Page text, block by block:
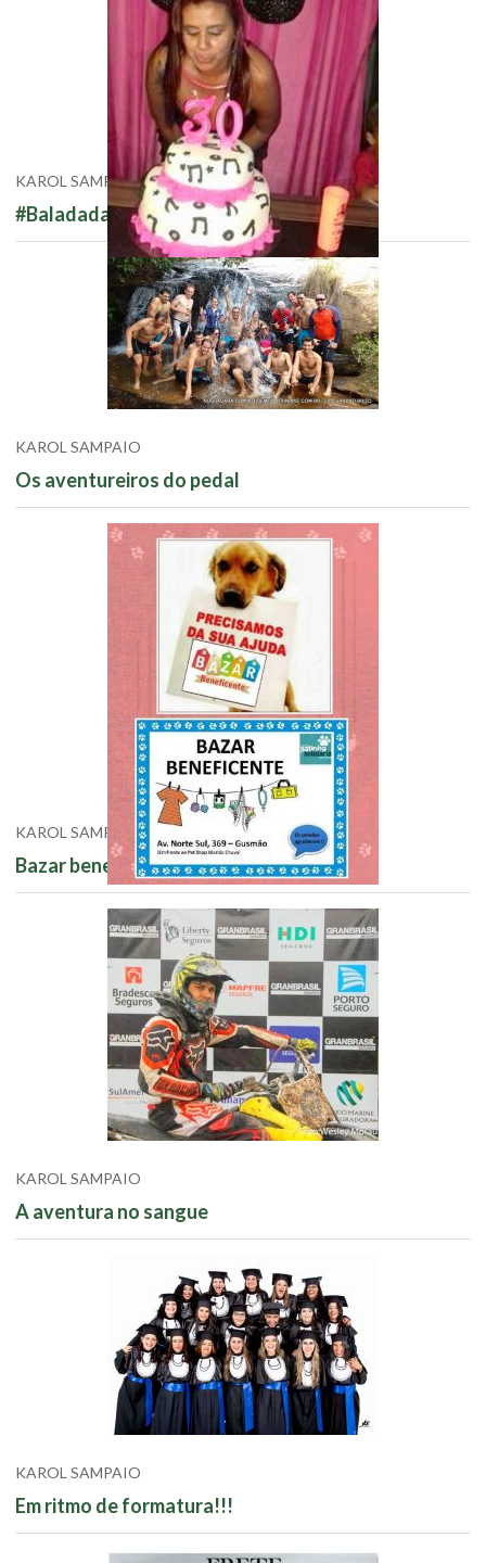
KAROL SAMPAIO
#BaladadaFran
KAROL SAMPAIO
Os aventureiros do pedal
KAROL SAMPAIO
Bazar beneficente - Patinha solidária
KAROL SAMPAIO
A aventura no sangue
KAROL SAMPAIO
Em ritmo de formatura!!!